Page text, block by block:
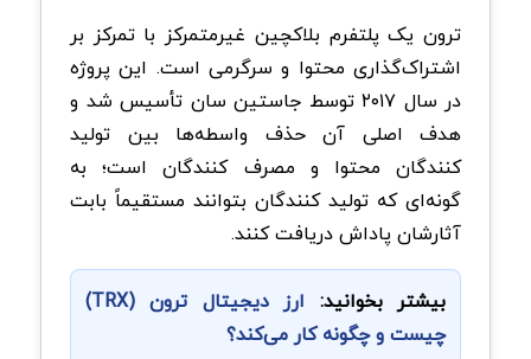
ترون یک پلتفرم بلاکچین غیرمتمرکز با تمرکز بر
اشتراک‌گذاری محتوا و سرگرمی است. این پروژه
در سال ۲۰۱۷ توسط جاستین سان تأسیس شد و
هدف اصلی آن حذف واسطه‌ها بین تولید
کنندگان محتوا و مصرف‌ کنندگان است؛ به‌
گونه‌ای که تولید کنندگان بتوانند مستقیماً بابت
آثارشان پاداش دریافت کنند.
بیشتر بخوانید:
ارز دیجیتال ترون (TRX)
چیست و چگونه کار می‌کند؟